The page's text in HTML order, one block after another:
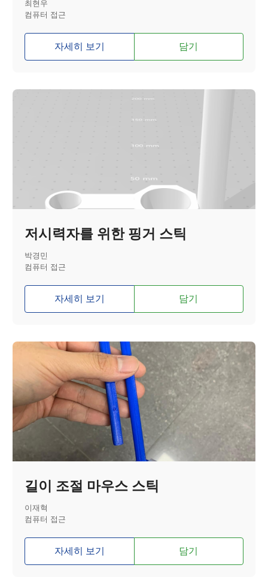
최현우
컴퓨터 접근
자세히 보기 담기
저시력자를 위한 핑거 스틱
박경민
컴퓨터 접근
자세히 보기 담기
길이 조절 마우스 스틱
이재혁
컴퓨터 접근
자세히 보기 담기